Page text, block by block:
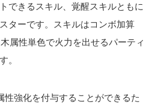
できるスキル、覚醒スキルともに
ターです。スキルはコンボ加算
属性単色で火力を出せるパーティ
。
性強化を付与することができるた